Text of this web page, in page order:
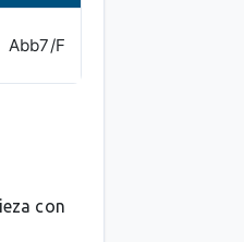
Abb7/F
con